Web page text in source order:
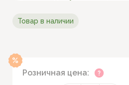
Товар в наличии
Розничная цена: